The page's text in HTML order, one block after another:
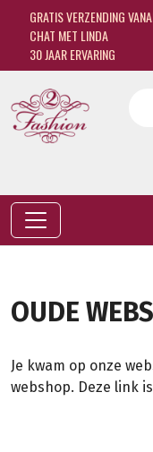
GRATIS VERZENDING
CHAT MET LINDA
30 JAAR ERVARING
OUDE
Je kwam op onze
webshop. Deze link